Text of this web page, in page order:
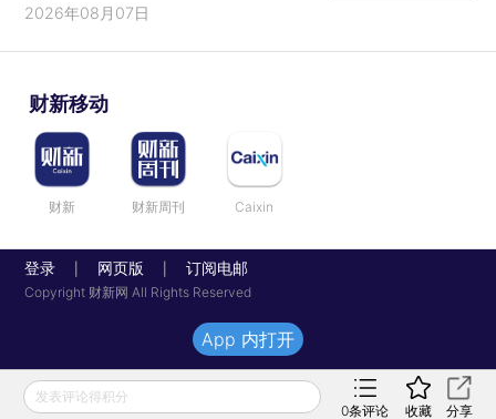
2026年08月07日
财新移动
财新 财新周刊 Caixin
登录 网页版 订阅电邮
Copyright 财新网 All Rights Reserved
发表评论得积分
0条评论 收藏 分享
App 内打开